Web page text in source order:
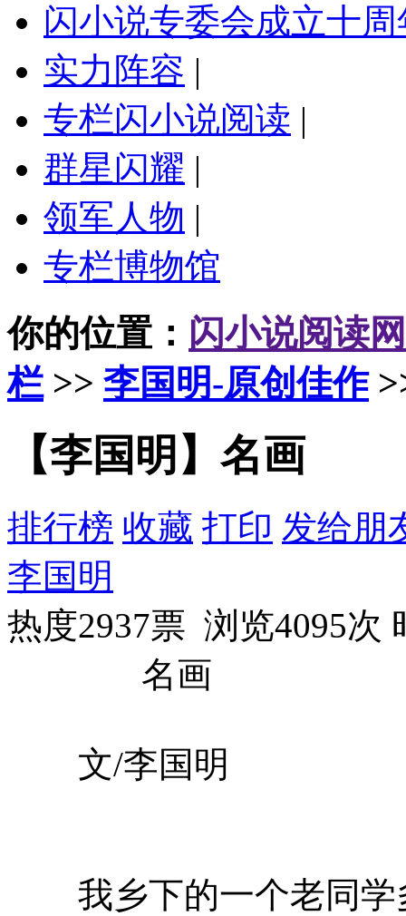
闪小说专委会成立十周
实力阵容 |
专栏闪小说阅读 |
群星闪耀 |
领军人物 |
专栏博物馆
你的位置： 闪小说阅读网
栏>> 李国明-原创佳作
【李国明】名画
排行榜 收藏 打印 发给朋
李国明
热度2937票 浏览4095次
名画
文/李国明
我乡下的一个老同学